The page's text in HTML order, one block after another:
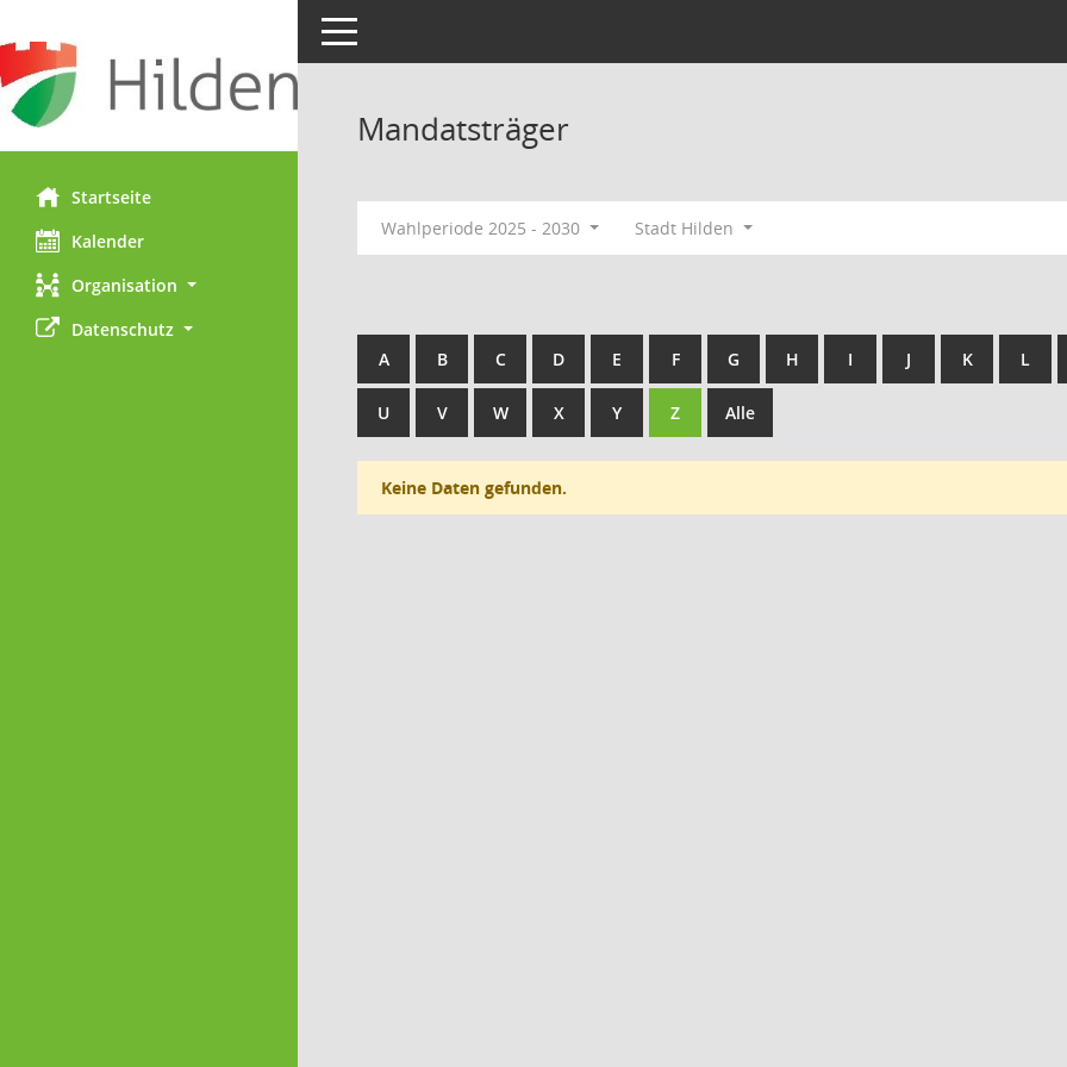
Startseite
Kalender
Organisation
Datenschutz
Toggle navigation
Mandatsträger
Wahlperiode 2025 - 2030 Stadt Hilden
A B C D E F G H I J K L
U V W X Y Z Alle
Keine Daten gefunden.